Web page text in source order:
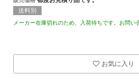
送料別
メーカー在庫切れのため、入荷待ちです。お問い
お気に入り